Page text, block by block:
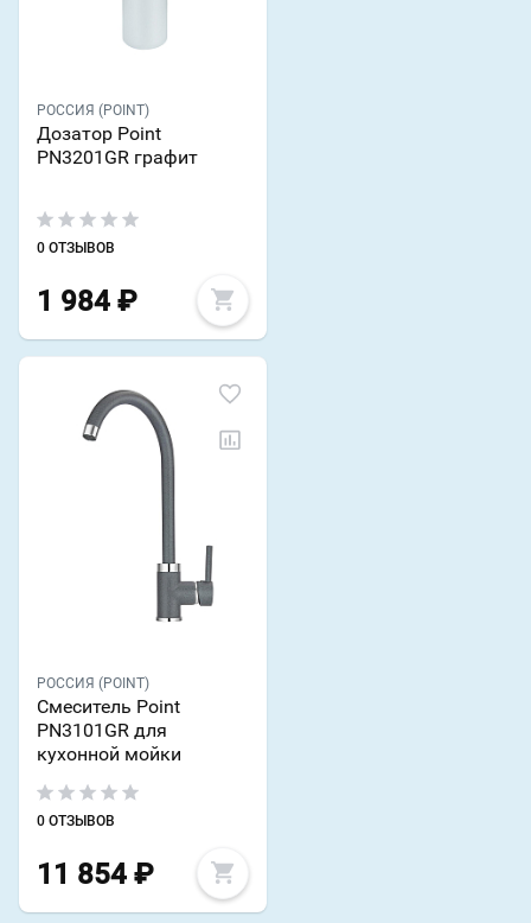
РОССИЯ (POINT)
Дозатор Point
PN3201GR графит
0 ОТЗЫВОВ
1 984 ₽
РОССИЯ (POINT)
Смеситель Point
PN3101GR для
кухонной мойки
0 ОТЗЫВОВ
11 854 ₽